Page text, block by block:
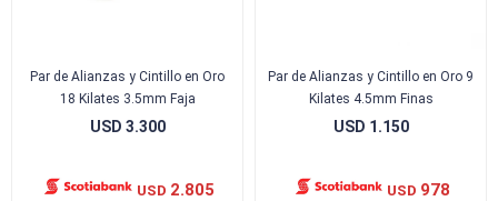
Par de Alianzas y Cintillo en Oro
18 Kilates 3.5mm Faja
USD 3.300
USD 2.805
Par de Alianzas y Cintillo en Oro 9
Kilates 4.5mm Finas
USD 1.150
USD 978